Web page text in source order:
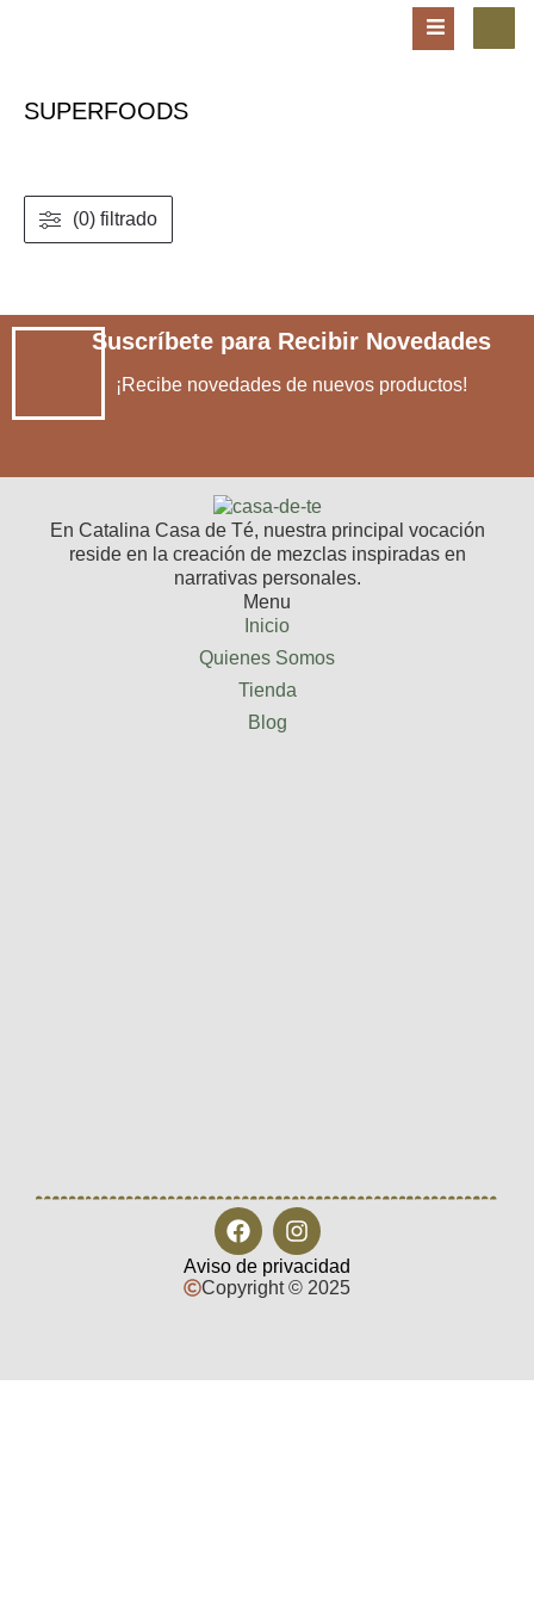
SUPERFOODS
(0) filtrado
Suscríbete para Recibir Novedades
¡Recibe novedades de nuevos productos!
Menu
Inicio
Quienes Somos
Tienda
Blog
En Catalina Casa de Té, nuestra principal vocación
reside en la creación de mezclas inspiradas en
narrativas personales.
Copyright © 2025
Aviso de privacidad